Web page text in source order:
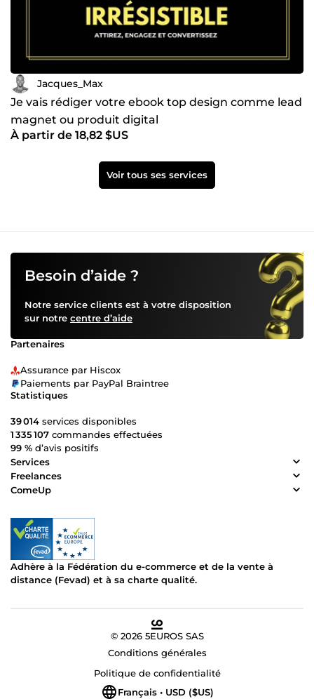
Jacques_Max
Je vais rédiger votre ebook top design comme lead
magnet ou produit digital
À partir de 18,82 $US
Voir tous ses services
Besoin d’aide ?
Notre service clients est à votre disposition
sur notre centre d’aide
Partenaires
Assurance par Hiscox
Paiements par PayPal Braintree
Statistiques
39 014 services disponibles
1 335 107 commandes effectuées
99 % d’avis positifs
Services
Freelances
ComeUp
Adhère à la Fédération du e-commerce et de la vente à
distance (Fevad) et à sa charte qualité.
© 2026 5EUROS SAS
Conditions générales
Politique de confidentialité
Français • USD ($US)